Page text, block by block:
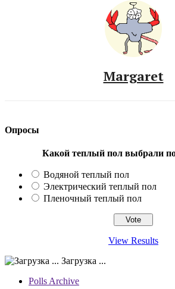
Margaret
Опросы
Какой теплый пол выбрали
Водяной теплый пол
Электрический теплый пол
Пленочный теплый пол
View Results
Загрузка ...
Polls Archive